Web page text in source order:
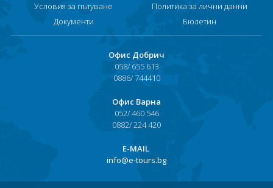
ВХОД ЗА АГЕНТИ
Условия за пътуване
Политика за лични данни
Документи
Бюлетин
Офис Добрич
058/ 655 613
0886/ 744410
Офис Варна
052/ 460 546
0882/ 224 420
Е-MAIL
info@e-tours.bg